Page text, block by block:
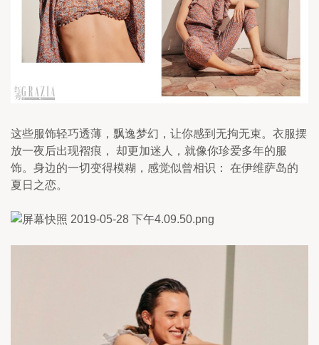
这些服饰轻巧透薄，飘逸梦幻，让你感到无拘无束。衣服摆
放一夜后出现褶痕， 却更加迷人，就像你珍爱多年的服
饰。身边的一切变得模糊，感觉似曾相识： 在伊维萨岛的
夏日之恋。